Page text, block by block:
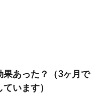
果あった？（3ヶ月で
います）